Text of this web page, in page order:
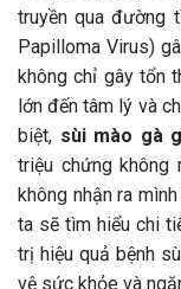
truyền qua đường
Papilloma Virus)
không chỉ gây tổn
lớn đến tâm lý và
biệt, sùi mào gà
triệu chứng không
không nhận ra
ta sẽ tìm hiểu chi
trị hiệu quả bệnh
vệ sức khỏe và